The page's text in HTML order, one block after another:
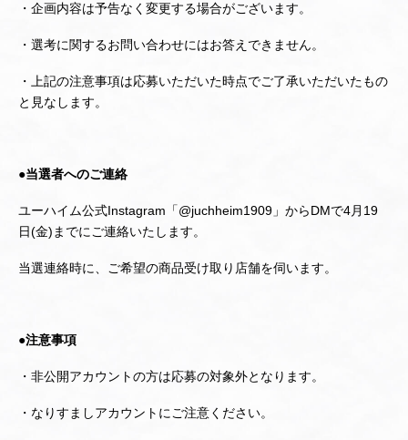
・企画内容は予告なく変更する場合がございます。
・選考に関するお問い合わせにはお答えできません。
・上記の注意事項は応募いただいた時点でご了承いただいたもの
と見なします。
●当選者へのご連絡
ユーハイム公式Instagram「@juchheim1909」からDMで4月19
日(金)までにご連絡いたします。
当選連絡時に、ご希望の商品受け取り店舗を伺います。
●注意事項
・非公開アカウントの方は応募の対象外となります。
・なりすましアカウントにご注意ください。